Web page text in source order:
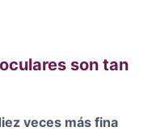
son tan
veces más fina